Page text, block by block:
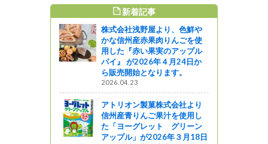
新着記事
株式会社浅野屋より、色鮮や
かな信州産赤果肉りんごを使
用した『赤い果実のアップル
パイ』 が2026年４月24日か
ら販売開始となります。
2026.04.23
アトリオン製菓株式会社より
信州産青りんご果汁を使用し
た「ヨーグレット グリーン
アップル」が2026年３月18日